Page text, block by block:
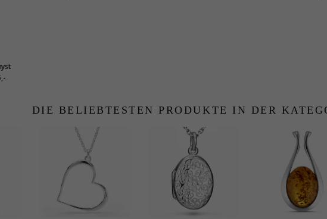
DIE BELIEBTESTEN PRODUKTE IN DER